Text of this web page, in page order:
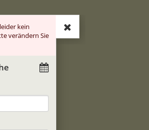
kein
verändern Sie